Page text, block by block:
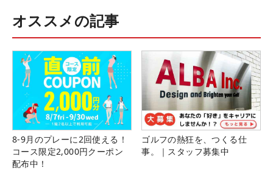
オススメの記事
8-9月のプレーに2回使える！
コース限定2,000円クーポン
配布中！
ゴルフの熱狂を、つくる仕
事。｜スタッフ募集中